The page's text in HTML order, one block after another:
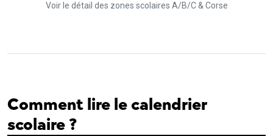
Voir le détail des zones scolaires A/B/C & Corse
Comment lire le calendrier
scolaire ?